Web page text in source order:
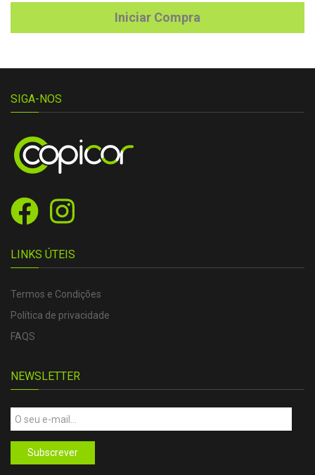
Iniciar Compra
SIGA-NOS
LINKS ÚTEIS
Termos e Condições
Política de privacidade
FAQS
NEWSLETTER
Subscrever